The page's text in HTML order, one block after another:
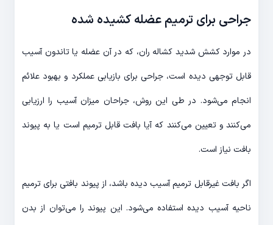
جراحی برای ترمیم عضله کشیده شده
در موارد کشش شدید کشاله ران، که در آن عضله یا تاندون آسیب
قابل توجهی دیده است، جراحی برای بازیابی عملکرد و بهبود علائم
انجام می‌شود. در طی این روش، جراحان میزان آسیب را ارزیابی
می‌کنند و تعیین می‌کنند که آیا بافت قابل ترمیم است یا به پیوند
بافت نیاز است.
اگر بافت غیرقابل ترمیم آسیب دیده باشد، از پیوند بافتی برای ترمیم
ناحیه آسیب دیده استفاده می‌شود. این پیوند را می‌توان از بدن